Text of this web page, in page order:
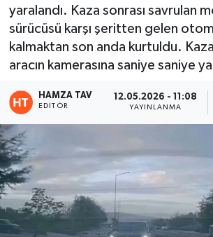
yaralandı. Kaza sonrası savrulan
sürücüsü karşı şeritten gelen
kalmaktan son anda kurtuldu.
aracın kamerasına saniye saniye
HAMZA TAV
EDITÖR
12.05.2026 - 11:08
YAYINLANMA
Eğitim
Teknoloji
Resmi İlan